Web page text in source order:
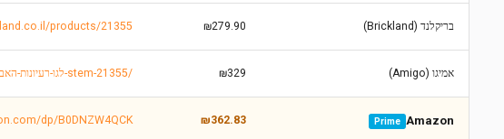
בריקלנד (Brickland) ₪279.90
products/21355
אמיגו (Amigo) ₪329 https://www.amigo.co.il/product/לגו-רעיונות-האבולוציה-של-מקצועות-ה-stem-21355/
Amazon
Prime
₪362.83
dp/B0DNZW4QCK